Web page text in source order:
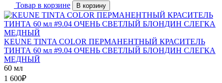
Товар в корзине
В корзину
KEUNE TINTA COLOR ПЕРМАНЕНТНЫЙ КРАСИТЕЛЬ
ТИНТА 60 мл #9.04 ОЧЕНЬ СВЕТЛЫЙ БЛОНДИН СЛЕГКА
МЕДНЫЙ
60 мл
1 600₽